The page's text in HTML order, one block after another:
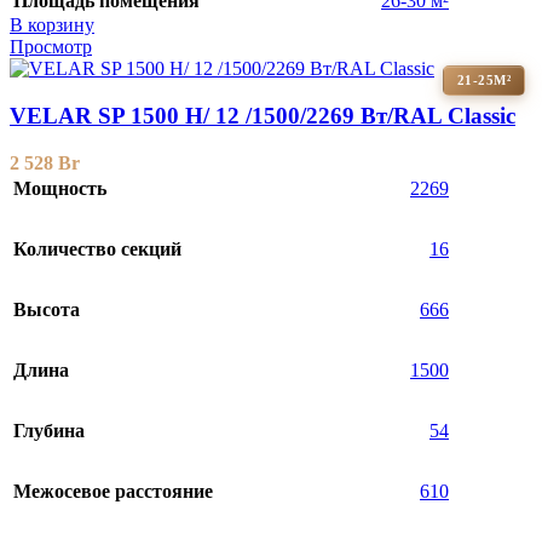
В корзину
Просмотр
21-25М²
VELAR SP 1500 H/ 12 /1500/2269 Вт/RAL Classic
2 528 Br
Мощность
2269
Количество секций 16
Высота 666
Длина 1500
Глубина 54
Межосевое расстояние 610